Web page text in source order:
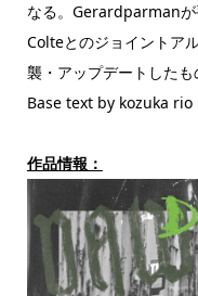
なる。Gerardparmanが
Colteとのジョイントア
襲・アップデートしたも
Base text by kozuka rio
作品情報：